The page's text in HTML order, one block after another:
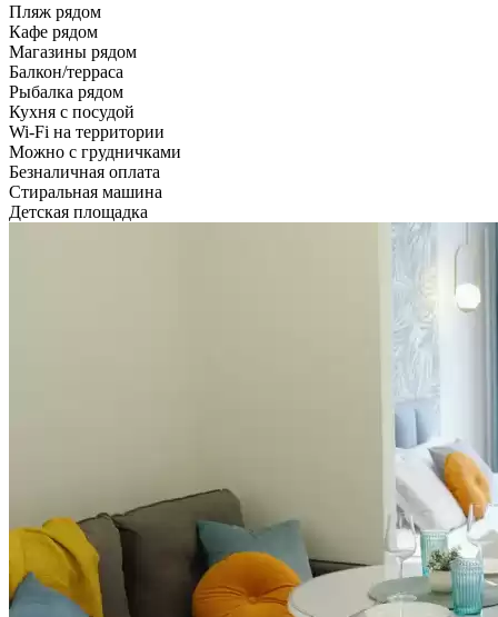
Пляж рядом
Кафе рядом
Магазины рядом
Балкон/терраса
Рыбалка рядом
Кухня с посудой
Wi-Fi на территории
Можно с грудничками
Безналичная оплата
Стиральная машина
Детская площадка